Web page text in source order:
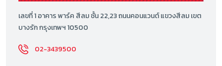
เลขที่ 1 อาคาร พาร์ค สีลม ชั้น 22,23 ถนนคอนแวนต์ แขวงสีลม เขต
บางรัก กรุงเทพฯ 10500
02-3439500